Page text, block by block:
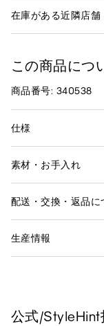
在庫がある近隣店舗
この商品につ
商品番号: 340538
仕様
素材・お手入れ
配送・交換・返品に
生産情報
公式/